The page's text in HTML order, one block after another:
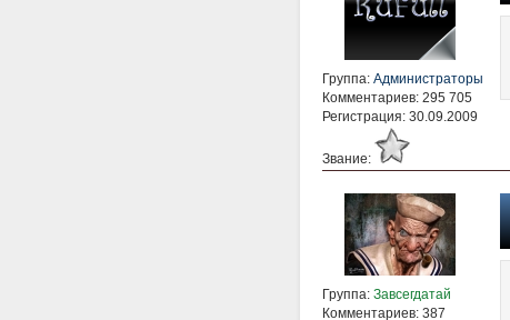
Группа: Администраторы
Комментариев: 295 705
Регистрация: 30.09.2009
Звание:
Группа: Завсегдатай
Комментариев: 387